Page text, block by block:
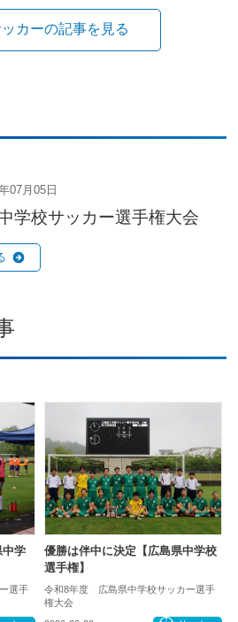
カーの記事を見る
07月05日
学校サッカー選手権大会
学
選手
優勝は伴中に決定【広島県中学校
選手権】
令和8年度 広島県中学校サッカー選手
権大会